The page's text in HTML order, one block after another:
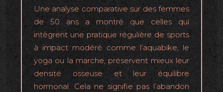
Une analyse comparative sur des femmes
de 50 ans a montré que celles qui
intègrent une pratique régulière de sports
à impact modéré comme l’aquabike, le
yoga ou la marche, préservent mieux leur
densité osseuse et leur équilibre
hormonal. Cela ne signifie pas l’abandon